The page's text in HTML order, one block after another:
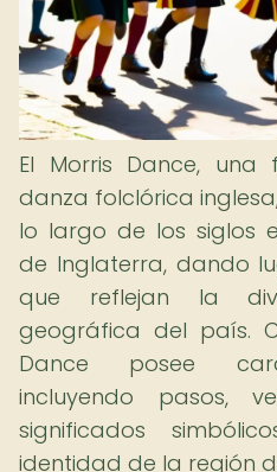
El Morris Dance,
danza folclórica
lo largo de los siglos
de Inglaterra, dando
que reflejan la
geográfica del país.
Dance posee
incluyendo pasos,
significados
identidad de la región